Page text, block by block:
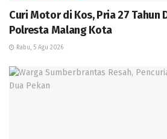
Curi Motor di Kos, Pria 27 Tahun
Polresta Malang Kota
Rabu, 5 Agu 2026